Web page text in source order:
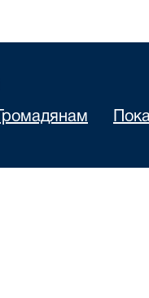
Громадянам